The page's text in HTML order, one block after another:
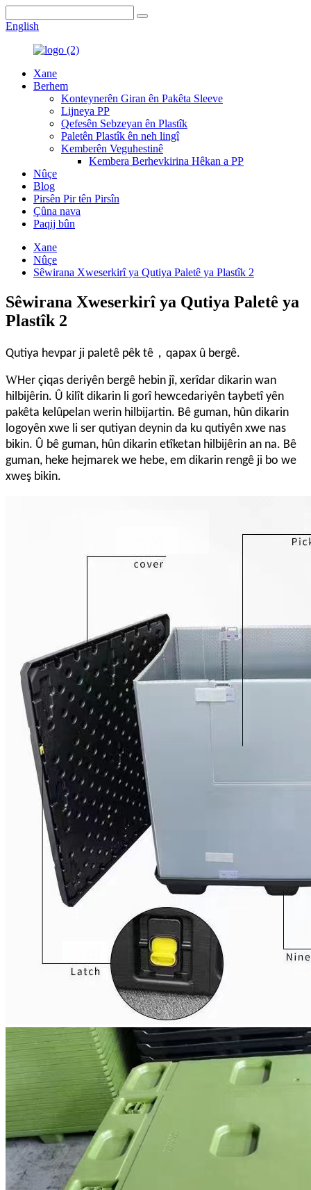
English
Xane
Berhem
Konteynerên Giran ên Pakêta Sleeve
Lijneya PP
Qefesên Sebzeyan ên Plastîk
Paletên Plastîk ên neh lingî
Kemberên Veguhestinê
Kembera Berhevkirina Hêkan a PP
Nûçe
Blog
Pirsên Pir tên Pirsîn
Çûna nava
Paqij bûn
Xane
Nûçe
Sêwirana Xweserkirî ya Qutiya Paletê ya Plastîk 2
Sêwirana Xweserkirî ya Qutiya Paletê ya
Plastîk 2
Qutiya hevpar ji paletê pêk tê ， qapax û bergê.
WHer çiqas deriyên bergê hebin jî, xerîdar dikarin wan
hilbijêrin. Û kilît dikarin li gorî hewcedariyên taybetî yên
pakêta kelûpelan werin hilbijartin. Bê guman, hûn dikarin
logoyên xwe li ser qutiyan deynin da ku qutiyên xwe nas
bikin. Û bê guman, hûn dikarin etîketan hilbijêrin an na. Bê
guman, heke hejmarek we hebe, em dikarin rengê ji bo we
xweş bikin.